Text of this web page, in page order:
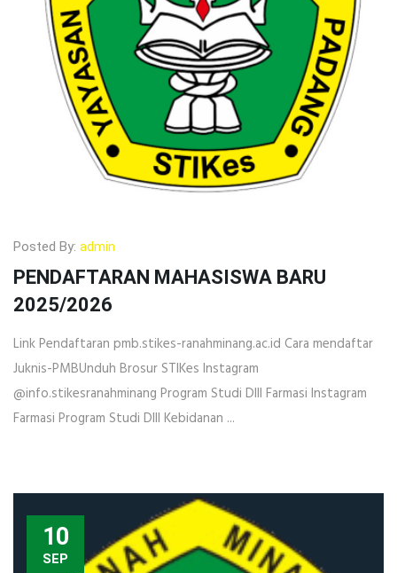
Posted By: admin
PENDAFTARAN MAHASISWA BARU
2025/2026
Link Pendaftaran pmb.stikes-ranahminang.ac.id Cara mendaftar
Juknis-PMBUnduh Brosur STIKes Instagram
@info.stikesranahminang Program Studi DIII Farmasi Instagram
Farmasi Program Studi DIII Kebidanan ...
10
SEP